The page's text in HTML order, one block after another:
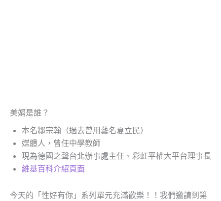
美娟是誰？
本名鄒宗翰（過去曾用藝名夏立民）
媒體人，曾任中學教師
現為德國之聲台北辦事處主任、彩虹平權大平台理事長
維基百科介紹頁面
今天的「性好有你」系列單元充滿歡樂！！我們邀請到第